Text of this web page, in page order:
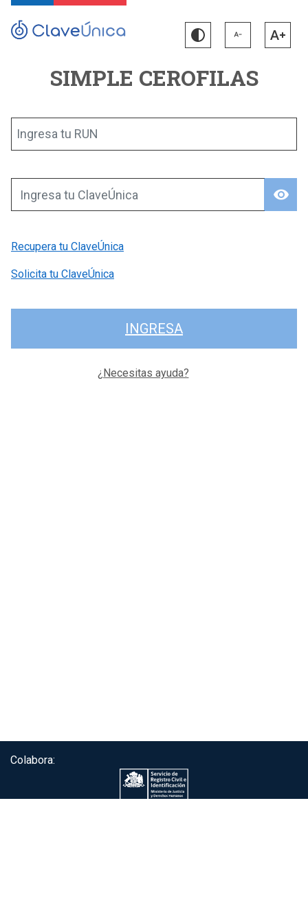
SIMPLE CEROFILAS
Ingresa tu RUN
visibility
Ingresa tu ClaveÚnica
Recupera tu ClaveÚnica
Solicita tu ClaveÚnica
INGRESA
¿Necesitas ayuda?
Colabora: